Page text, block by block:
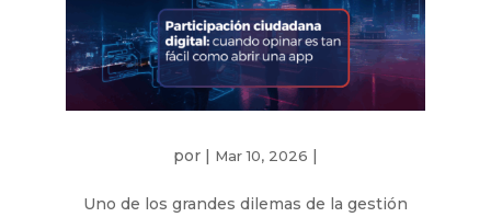
por Mar 10, 2026
Uno de los grandes dilemas de la gestión